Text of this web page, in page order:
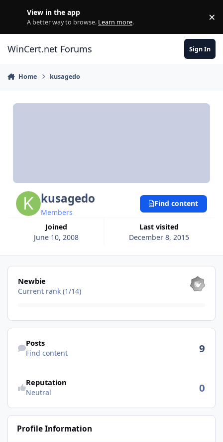
View in the app
A better way to browse. Learn more. ×
WinCert.net Forums Sign In
Home kusagedo
kusagedo
Members
Joined
June 10, 2008
Last visited
December 8, 2015
Find content
View all
Newbie
Current rank (1/14)
Find content
Posts
Find content 9
Reputation
Neutral 0
Profile Information